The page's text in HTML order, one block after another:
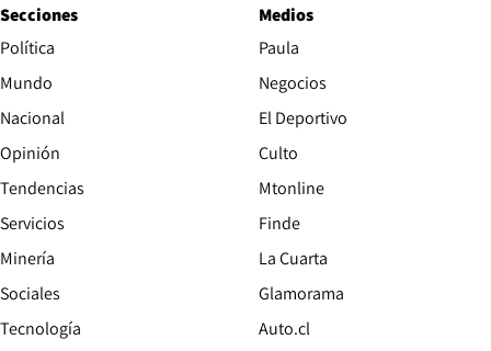
Secciones
Política
Mundo
Nacional
Opinión
Tendencias
Servicios
Minería
Sociales
Tecnología
Medios
Paula
Negocios
El Deportivo
Culto
Mtonline
Finde
La Cuarta
Glamorama
Auto.cl